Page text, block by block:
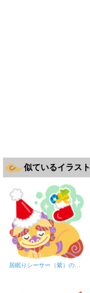
似ているイラスト